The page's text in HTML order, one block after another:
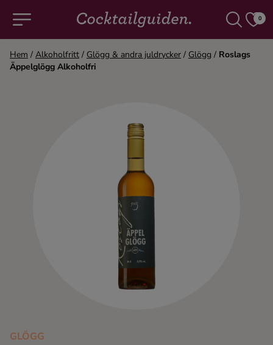
0
COCKTAILS & DRINKAR
Hem / Alkoholfritt / Glögg & andra juldrycker / Glögg / Roslags
Äppelglögg Alkoholfri
GLÖGG